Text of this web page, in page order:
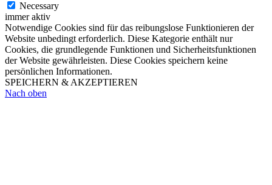
Necessary
immer aktiv
Notwendige Cookies sind für das reibungslose Funktionieren der
Website unbedingt erforderlich. Diese Kategorie enthält nur
Cookies, die grundlegende Funktionen und Sicherheitsfunktionen
der Website gewährleisten. Diese Cookies speichern keine
persönlichen Informationen.
SPEICHERN & AKZEPTIEREN
Nach oben